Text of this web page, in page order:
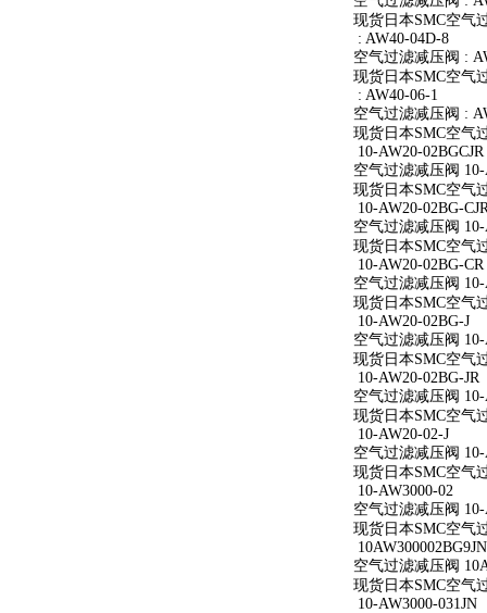
现货日本SMC空气
: AW40-04D-8
空气过滤减压阀 :
现货日本SMC空气
: AW40-06-1
空气过滤减压阀 :
现货日本SMC空气
10-AW20-02BGCJR
空气过滤减压阀 10-
现货日本SMC空气
10-AW20-02BG-
空气过滤减压阀 10-
现货日本SMC空气
10-AW20-02BG-CR
空气过滤减压阀 10-
现货日本SMC空气
10-AW20-02BG-J
空气过滤减压阀 10-
现货日本SMC空气
10-AW20-02BG-JR
空气过滤减压阀 10-
现货日本SMC空气
10-AW20-02-J
空气过滤减压阀 10-
现货日本SMC空气
10-AW3000-02
空气过滤减压阀 10-
现货日本SMC空气
10AW300002BG9JN
空气过滤减压阀
现货日本SMC空气
10-AW3000-031JN